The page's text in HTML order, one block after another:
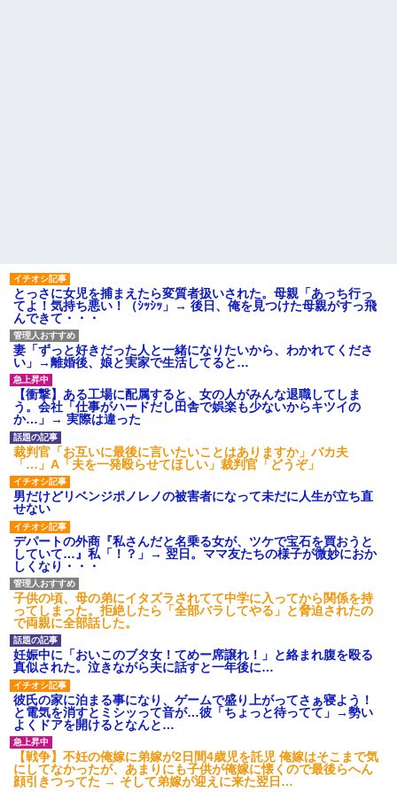
私「初めて飲む味だけどなん
のお茶？」彼「ちっ！」私「」
【GIF】JSのカンチョーワロ
タ
後続車にクラクションを鳴ら
され彼氏が逆切れ。「何クラク
ション鳴らしてんだ！降りてこ
いよ！」と怒鳴りだし...
【衝撃】報酬100万円超の治験
募集がこちらｗｗｗｗｗ(※画像
あり)
【ネット騒然】惨殺されたタ
ワマン頂き女子のこの動画、す
げえええええｗｗｗｗｗｗｗｗ
ｗｗｗ
【愕然】白のクラウン俺氏、
高速道路左車線を制限速度で走
った結果wwwwwwwwwwww
百年の恋12-899 食べた量を
張り合ってくる
【悲報】佐藤輝明・・・２軍
でも盛大にやらかす←あまり悲
しませないでくれ
とっさに女児を捕まえたら変質者扱いされた。母親「あっち行っ
てよ！気持ち悪い！（ｼｯｼｯ」→ 後日、俺を見つけた母親がすっ飛
んできて・・・
妻「ずっと好きだった人と一緒になりたいから、わかれてくださ
い」→離婚後、娘と実家で生活してると…
【衝撃】ある工場に配属すると、女の人がみんな退職してしま
う。会社「仕事がハードだし田舎で娯楽も少ないからキツイの
か…」→ 実際は違った
裁判官「お互いに最後に言いたいことはありますか」バカ夫
「…」A「夫を一発殴らせてほしい」裁判官「どうぞ」
男だけどリベンジポノレノの被害者になって未だに人生が立ち直
せない
デパートの外商『私さんだと名乗る女が、ツケで宝石を買おうと
していて…』私「！？」→ 翌日。ママ友たちの様子が微妙におか
しくなり・・・
子供の頃、母の弟にイタズラされてて中学に入ってから関係を持
ってしまった。拒絶したら「全部バラしてやる」と脅迫されたの
で両親に全部話した。
妊娠中に「おいこのブタ女！てめー席譲れ！」と絡まれ腹を殴る
真似された。泣きながら夫に話すと一年後に…
彼氏の家に泊まる事になり、ゲームで盛り上がってさぁ寝よう！
と電気を消すとミシッって音が…彼「ちょっと待ってて」→勢い
よくドアを開けるとなんと…
【戦争】不妊の俺嫁に弟嫁が2日間4歳児を託児 俺嫁はそこまで気
にしてなかったが、あまりにも子供が俺嫁に懐くので最後らへん
顔引きつってた → そして弟嫁が迎えに来た翌日…